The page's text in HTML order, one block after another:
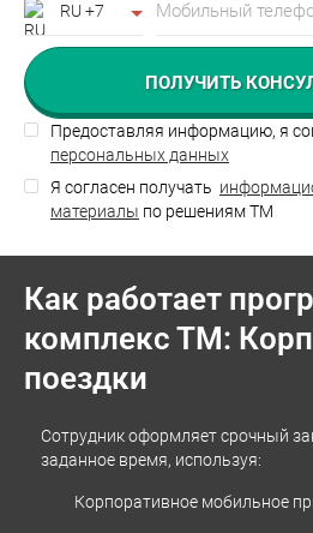
RU +7
Россия
Азербайджан
Армения
Беларусь
Египет
Казахстан
Кыргызстан
Литва
Предоставляя информацию, я
персональных данных
Я согласен получать
материалы по решениям ТМ
Как работает
комплекс ТМ:
поездки
Сотрудник оформляет срочный
заданное время, используя:
Корпоративное мобильное